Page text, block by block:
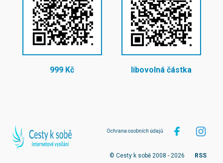
999 Kč libovolná částka
Ochrana osobních údajů
© Cesty k sobě 2008 - 2026 RSS